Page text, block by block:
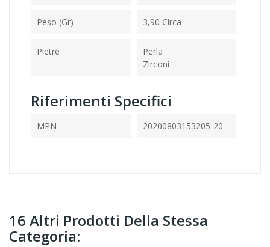
Peso (gr) 3,90 Circa
Pietre
Perla
Zirconi
Riferimenti Specifici
MPN 20200803153205-20
16 Altri Prodotti Della Stessa
Categoria: